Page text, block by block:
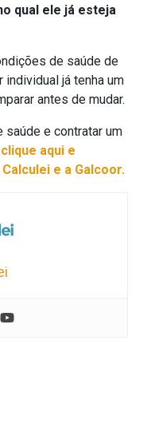
qual ele já esteja
de saúde de
individual já tenha um
antes de mudar.
e contratar um
clique aqui e
e a Galcoor.